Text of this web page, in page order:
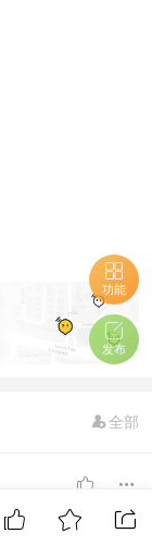
全部
功能
发布